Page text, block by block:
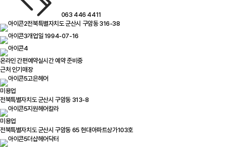
063 446 4411
전북특별자치도 군산시 구암동 316-38
개업일 1994-07-16
온라인 간편예약실시간 예약 준비중
근처 인기매장
고은헤어
미용업
전북특별자치도 군산시 구암동 313-8
지원헤어칼라
미용업
전북특별자치도 군산시 구암동 65 현대아파트상가103호
더샵헤어닥터